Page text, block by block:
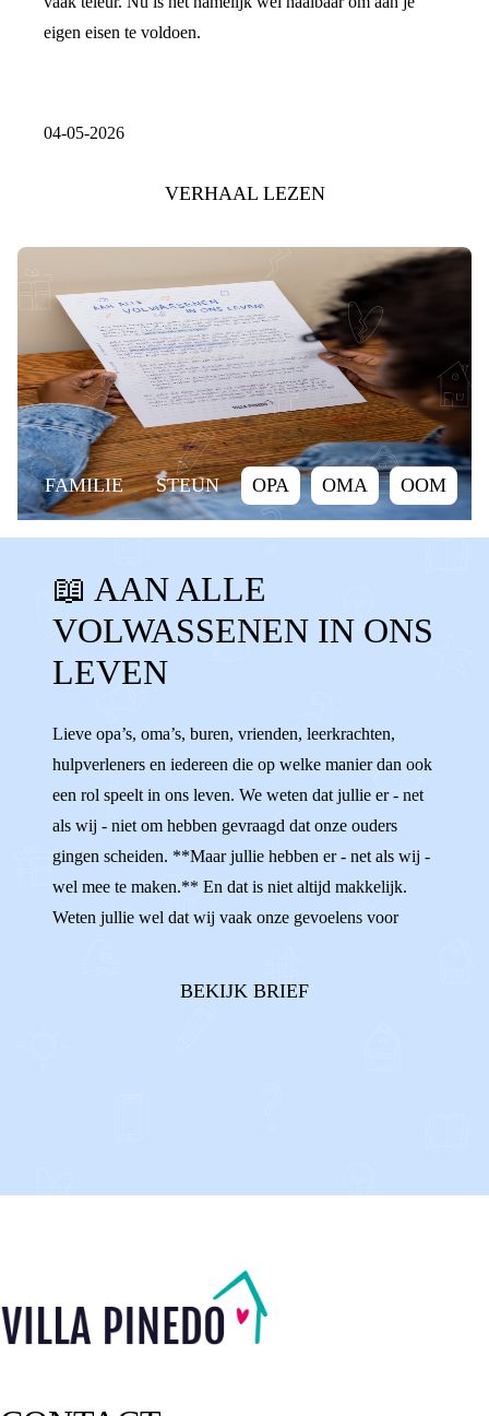
eigen eisen te voldoen.
04-05-2026
VERHAAL LEZEN
FAMILIE STEUN OPA OMA OOM
TANTE NEEF NICHT BUURMAN
BUURVROUW VRIEND
KANT KIEZEN ONPARTIJDIG STEUN
HELPEN VOLWASSENEN
SLECHT PRATEN FAMILIE
📖 AAN ALLE
VOLWASSENEN IN ONS
LEVEN
Lieve opa’s, oma’s, buren, vrienden, leerkrachten,
hulpverleners en iedereen die op welke manier dan ook
een rol speelt in ons leven. We weten dat jullie er - net
als wij - niet om hebben gevraagd dat onze ouders
gingen scheiden. **Maar jullie hebben er - net als wij -
wel mee te maken.** En dat is niet altijd makkelijk.
Weten jullie wel dat wij vaak onze gevoelens voor
BEKIJK BRIEF